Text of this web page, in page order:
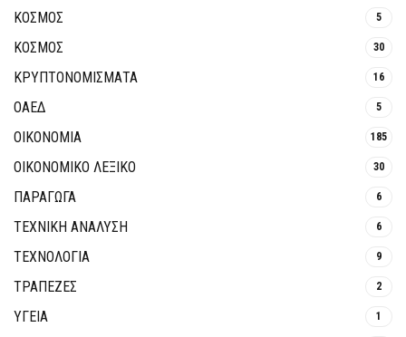
ΚΟΣΜΟΣ 5
ΚΟΣΜΟΣ 30
ΚΡΥΠΤΟΝΟΜΊΣΜΑΤΑ 16
ΟΑΕΔ 5
ΟΙΚΟΝΟΜΙΑ 185
ΟΙΚΟΝΟΜΙΚΟ ΛΕΞΙΚΟ 30
ΠΑΡΑΓΩΓΑ 6
ΤΕΧΝΙΚΗ ΑΝΑΛΥΣΗ 6
ΤΕΧΝΟΛΟΓΙΑ 9
ΤΡΆΠΕΖΕΣ 2
ΥΓΕΙΑ 1